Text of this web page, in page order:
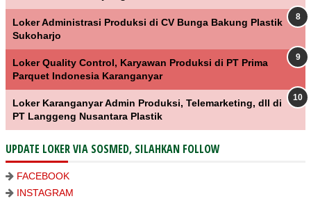
Loker Administrasi Produksi di CV Bunga Bakung Plastik
Sukoharjo
Loker Quality Control, Karyawan Produksi di PT Prima
Parquet Indonesia Karanganyar
Loker Karanganyar Admin Produksi, Telemarketing, dll di
PT Langgeng Nusantara Plastik
UPDATE LOKER VIA SOSMED, SILAHKAN FOLLOW
FACEBOOK
INSTAGRAM